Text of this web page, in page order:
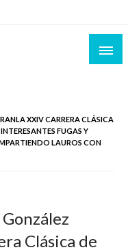
XXIV CARRERA CLÁSICA
FUGAS Y
LAUROS CON
Clásica de